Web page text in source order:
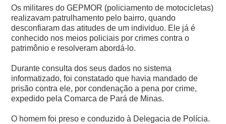
Os militares do GEPMOR (policiamento de motocicletas)
realizavam patrulhamento pelo bairro, quando
desconfiaram das atitudes de um individuo. Ele já é
conhecido nos meios policiais por crimes contra o
patrimônio e resolveram abordá-lo.
Durante consulta dos seus dados no sistema
informatizado, foi constatado que havia mandado de
prisão contra ele, por condenação a pena por crime,
expedido pela Comarca de Pará de Minas.
O homem foi preso e conduzido à Delegacia de Polícia.